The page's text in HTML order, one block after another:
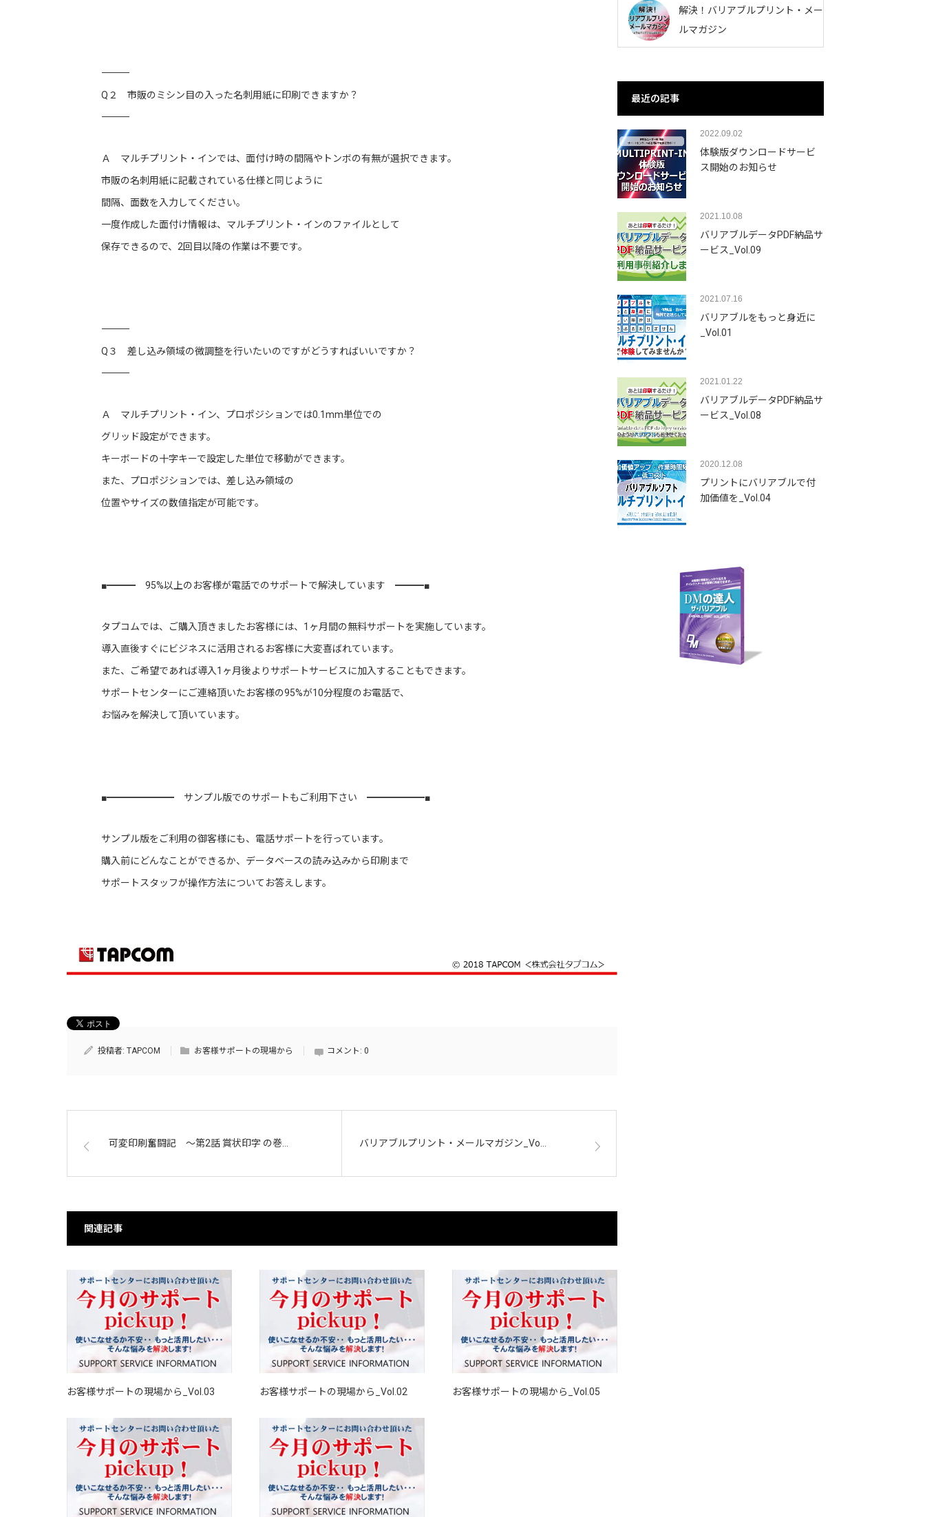
―――――――――――――――――――――――――――――――――――
Q２ 市販のミシン目の入った名刺用紙に印刷できますか？
―――――――――――――――――――――――――――――――――――
Ａ マルチプリント・インでは、面付け時の間隔やトンボの有無が選択できます。
市販の名刺用紙に記載されている仕様と同じように
間隔、面数を入力してください。
一度作成した面付け情報は、マルチプリント・インのファイルとして
保存できるので、2回目以降の作業は不要です。
―――――――――――――――――――――――――――――――――――
Q３ 差し込み領域の微調整を行いたいのですがどうすればいいですか？
―――――――――――――――――――――――――――――――――――
Ａ マルチプリント・イン、プロポジションでは0.1mm単位での
グリッド設定ができます。
キーボードの十字キーで設定した単位で移動ができます。
また、プロポジションでは、差し込み領域の
位置やサイズの数値指定が可能です。
■━━━ 95%以上のお客様が電話でのサポートで解決しています ━━━■
タプコムでは、ご購入頂きましたお客様には、1ヶ月間の無料サポートを実施しています。
導入直後すぐにビジネスに活用されるお客様に大変喜ばれています。
また、ご希望であれば導入1ヶ月後よりサポートサービスに加入することもできます。
サポートセンターにご連絡頂いたお客様の95%が10分程度のお電話で、
お悩みを解決して頂いています。
■━━━━━━━ サンプル版でのサポートもご利用下さい ━━━━━━■
サンプル版をご利用の御客様にも、電話サポートを行っています。
購入前にどんなことができるか、データベースの読み込みから印刷まで
サポートスタッフが操作方法についてお答えします。
投稿者: TAPCOM お客様サポートの現場から コメント: 0
可変印刷奮闘記 ～第2話 賞状印字 の巻… バリアブルプリント・メールマガジン_Vo…
関連記事
お客様サポートの現場から_Vol.03 お客様サポートの現場から_Vol.02 お客様サポートの現場から_Vol.05
解決！バリアブルプリント・メー
ルマガジン
最近の記事
2022.09.02
体験版ダウンロードサービ
ス開始のお知らせ
2021.10.08
バリアブルデータPDF納品サ
ービス_Vol.09
2021.07.16
バリアブルをもっと身近に
_Vol.01
2021.01.22
バリアブルデータPDF納品サ
ービス_Vol.08
2020.12.08
プリントにバリアブルで付
加価値を_Vol.04